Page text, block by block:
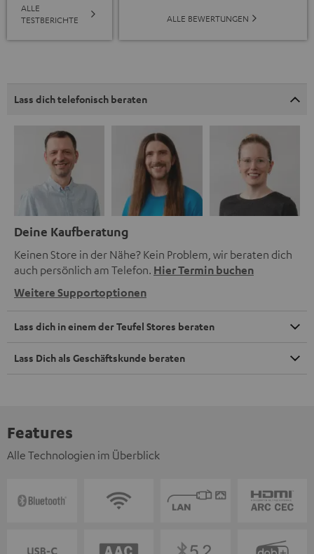
ALLE
TESTBERICHTE
ALLE BEWERTUNGEN
Lass dich telefonisch beraten
Deine Kaufberatung
Keinen Store in der Nähe? Kein Problem, wir beraten dich
auch persönlich am Telefon. Hier Termin buchen
Weitere Supportoptionen
Lass dich in einem der Teufel Stores beraten
Lass Dich als Geschäftskunde beraten
Features
Alle Technologien im Überblick